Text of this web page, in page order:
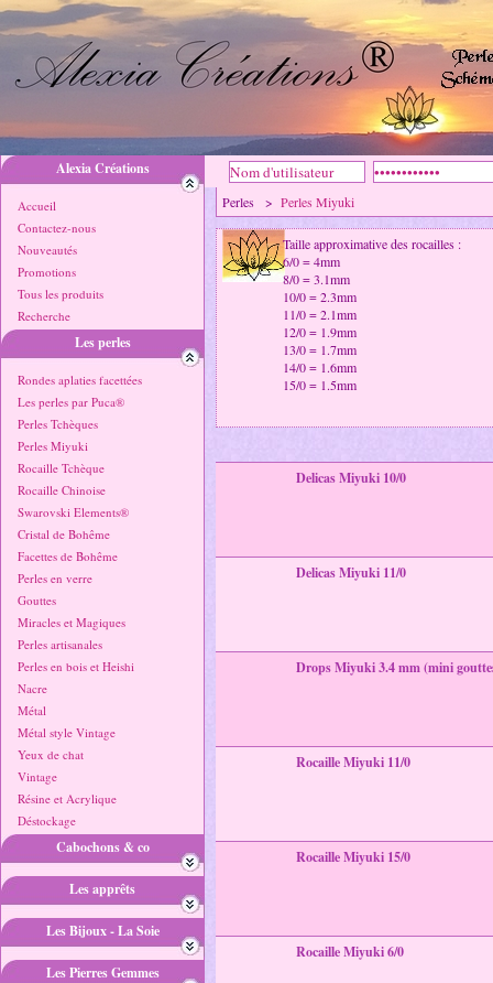
Alexia Créations
Accueil
Contactez-nous
Nouveautés
Promotions
Tous les produits
Recherche
Les perles
Rondes aplaties facettées
Les perles par Puca®
Perles Tchèques
Perles Miyuki
Rocaille Tchèque
Rocaille Chinoise
Swarovski Elements®
Cristal de Bohême
Facettes de Bohême
Perles en verre
Gouttes
Miracles et Magiques
Perles artisanales
Perles en bois et Heishi
Nacre
Métal
Métal style Vintage
Yeux de chat
Vintage
Résine et Acrylique
Déstockage
Cabochons & co
Les apprêts
Les Bijoux - La Soie
Les Pierres Gemmes
Perles > Perles Miyuki
Taille approximative des rocailles :
6/0 = 4mm
8/0 = 3.1mm
10/0 = 2.3mm
11/0 = 2.1mm
12/0 = 1.9mm
13/0 = 1.7mm
14/0 = 1.6mm
15/0 = 1.5mm
Delicas Miyuki 10/0
Delicas Miyuki 11/0
Drops Miyuki 3.4 mm (mini
Rocaille Miyuki 11/0
Rocaille Miyuki 15/0
Rocaille Miyuki 6/0